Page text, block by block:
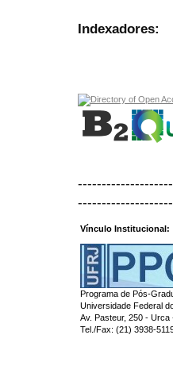
Indexadores:
Vínculo Institucional:
Programa de Pós-
Universidade Federal
Av. Pasteur, 250 -
Tel./Fax: (21) 3938-